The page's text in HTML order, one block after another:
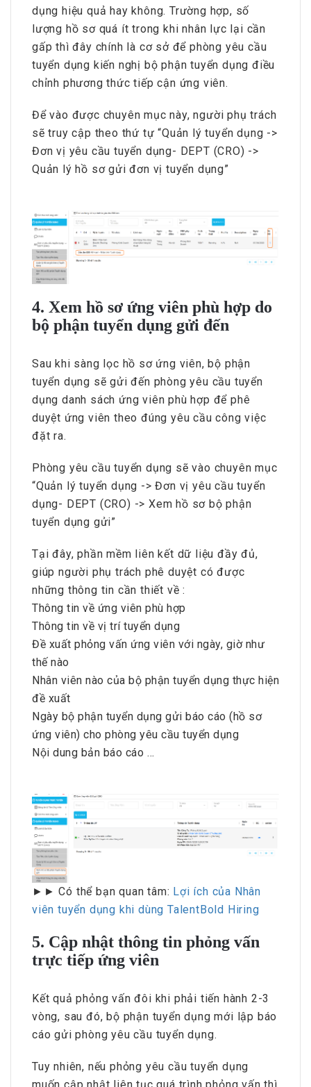
dụng hiệu quả hay không. Trường hợp, số
lượng hồ sơ quá ít trong khi nhân lực lại cần
gấp thì đây chính là cơ sở để phòng yêu cầu
tuyển dụng kiến nghị bộ phận tuyển dụng điều
chỉnh phương thức tiếp cận ứng viên.
Để vào được chuyên mục này, người phụ trách
sẽ truy cập theo thứ tự “Quản lý tuyển dụng ->
Đơn vị yêu cầu tuyển dụng- DEPT (CRO) ->
Quản lý hồ sơ gửi đơn vị tuyển dụng”
4. Xem hồ sơ ứng viên phù hợp do
bộ phận tuyển dụng gửi đến
Sau khi sàng lọc hồ sơ ứng viên, bộ phận
tuyển dụng sẽ gửi đến phòng yêu cầu tuyển
dụng danh sách ứng viên phù hợp để phê
duyệt ứng viên theo đúng yêu cầu công việc
đặt ra.
Phòng yêu cầu tuyển dụng sẽ vào chuyên mục
“Quản lý tuyển dụng -> Đơn vị yêu cầu tuyển
dụng- DEPT (CRO) -> Xem hồ sơ bộ phận
tuyển dụng gửi”
Tại đây, phần mềm liên kết dữ liệu đầy đủ,
giúp người phụ trách phê duyệt có được
những thông tin cần thiết về :
Thông tin về ứng viên phù hợp
Thông tin về vị trí tuyển dụng
Đề xuất phỏng vấn ứng viên với ngày, giờ như
thế nào
Nhân viên nào của bộ phận tuyển dụng thực hiện
đề xuất
Ngày bộ phận tuyển dụng gửi báo cáo (hồ sơ
ứng viên) cho phòng yêu cầu tuyển dụng
Nội dung bản báo cáo …
►► Có thể bạn quan tâm: Lợi ích của Nhân
viên tuyển dụng khi dùng TalentBold Hiring
5. Cập nhật thông tin phỏng vấn
trực tiếp ứng viên
Kết quả phỏng vấn đôi khi phải tiến hành 2-3
vòng, sau đó, bộ phận tuyển dụng mới lập báo
cáo gửi phòng yêu cầu tuyển dụng.
Tuy nhiên, nếu phỏng yêu cầu tuyển dụng